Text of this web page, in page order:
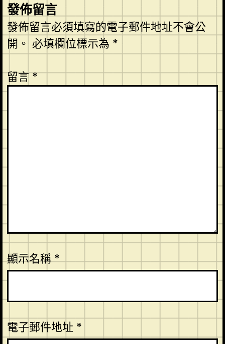
發佈留言
發佈留言必須填寫的電子郵件地址不會公
開。 必填欄位標示為 *
留言*
顯示名稱*
電子郵件地址 *